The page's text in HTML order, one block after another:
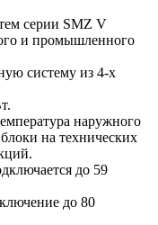
серии SMZ V
и промышленного
систему из 4-х
наружного
на технических
до 59
до 80